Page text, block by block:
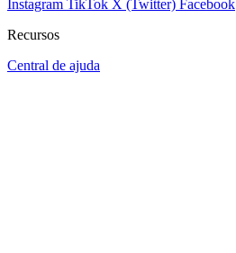
Instagram TikTok X (Twitter) Facebook
Recursos
Central de ajuda